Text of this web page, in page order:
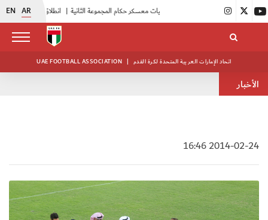
EN AR انطلاق منافسات بطولة النخبة لحرس الرئاسة |
UAE FOOTBALL ASSOCIATION | اتحاد الإمارات العربية المتحدة لكرة القدم
الأخبار
2014-02-24 16:46